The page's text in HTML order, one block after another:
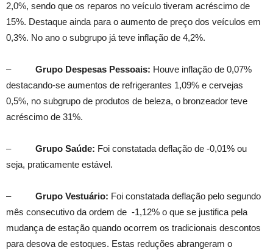
2,0%, sendo que os reparos no veículo tiveram acréscimo de
15%. Destaque ainda para o aumento de preço dos veículos em
0,3%. No ano o subgrupo já teve inflação de 4,2%.
– Grupo Despesas Pessoais: Houve inflação de 0,07%
destacando-se aumentos de refrigerantes 1,09% e cervejas
0,5%, no subgrupo de produtos de beleza, o bronzeador teve
acréscimo de 31%.
– Grupo Saúde: Foi constatada deflação de -0,01% ou
seja, praticamente estável.
– Grupo Vestuário: Foi constatada deflação pelo segundo
mês consecutivo da ordem de -1,12% o que se justifica pela
mudança de estação quando ocorrem os tradicionais descontos
para desova de estoques. Estas reduções abrangeram o